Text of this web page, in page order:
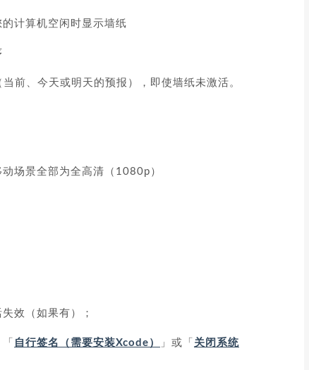
计算机空闲时显示墙纸
前、今天或明天的预报），即使墙纸未激活。
场景全部为全高清（1080p）
效（如果有）；
自行签名（需要安装Xcode） 」或「 关闭系统